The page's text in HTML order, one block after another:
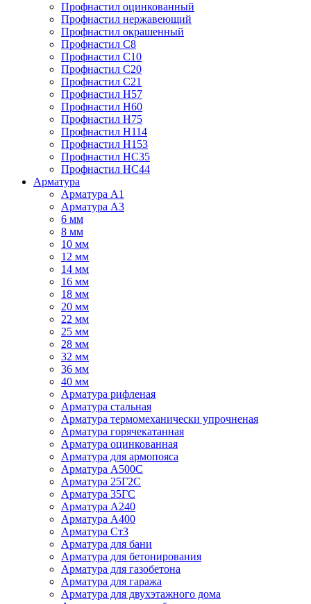
Профнастил оцинкованный
Профнастил нержавеющий
Профнастил окрашенный
Профнастил С8
Профнастил С10
Профнастил С20
Профнастил С21
Профнастил Н57
Профнастил Н60
Профнастил Н75
Профнастил Н114
Профнастил Н153
Профнастил НС35
Профнастил НС44
Арматура
Арматура А1
Арматура А3
6 мм
8 мм
10 мм
12 мм
14 мм
16 мм
18 мм
20 мм
22 мм
25 мм
28 мм
32 мм
36 мм
40 мм
Арматура рифленая
Арматура стальная
Арматура термомеханически упрочненая
Арматура горячекатанная
Арматура оцинкованная
Арматура для армопояса
Арматура A500С
Арматура 25Г2С
Арматура 35ГС
Арматура А240
Арматура А400
Арматура Ст3
Арматура для бани
Арматура для бетонирования
Арматура для газобетона
Арматура для гаража
Арматура для двухэтажного дома